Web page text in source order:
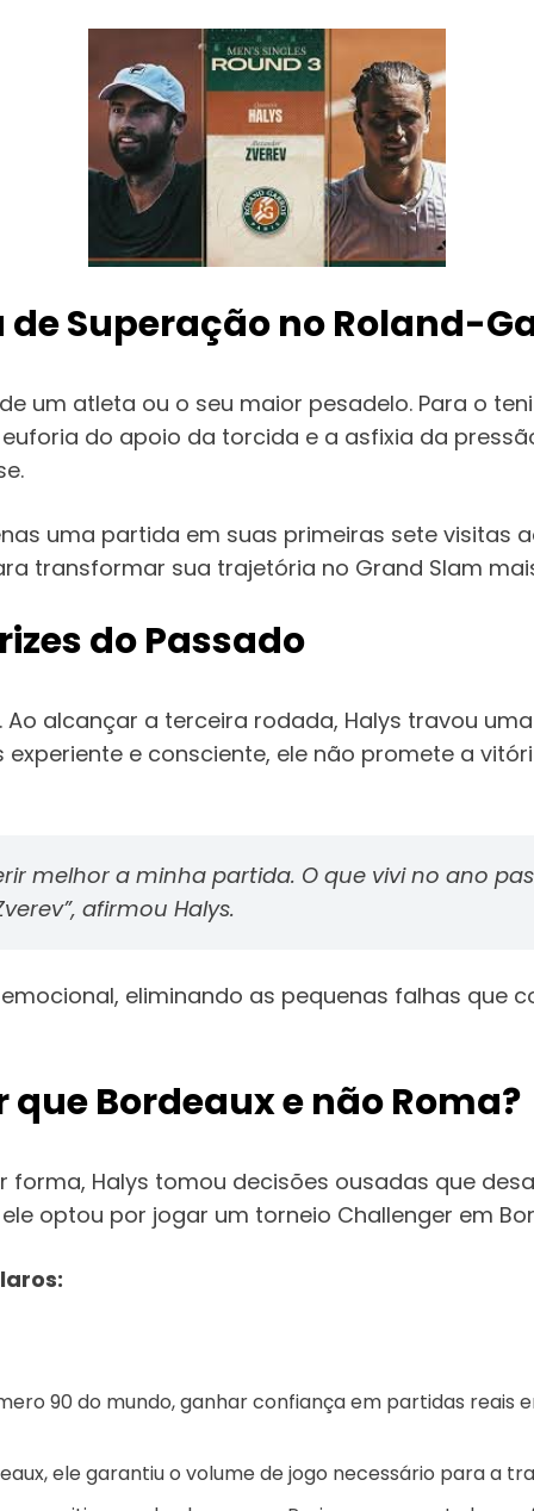
Superação no Roland-
um atleta ou o seu maior pesadelo. Para o
do apoio da torcida e a asfixia da
uma partida em suas primeiras sete visitas
transformar sua trajetória no Grand Slam
do Passado
alcançar a terceira rodada, Halys travou
e consciente, ele não promete a
melhor a minha partida. O que vivi no ano
, afirmou Halys.
eliminando as pequenas falhas que
Bordeaux e não Roma?
forma, Halys tomou decisões ousadas que
optou por jogar um torneio Challenger em
90 do mundo, ganhar confiança em partidas
ele garantiu o volume de jogo necessário para a